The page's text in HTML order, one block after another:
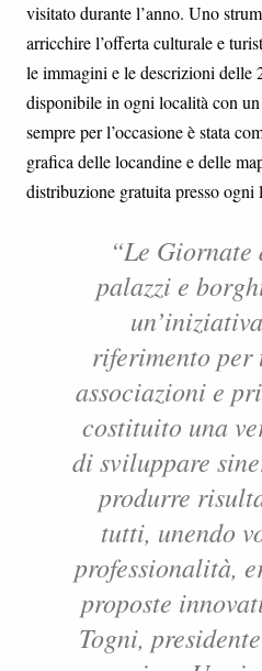
visitato durante l’anno. Uno
arricchire l’offerta culturale e
le immagini e le descrizioni delle
disponibile in ogni località con
sempre per l’occasione è stata
grafica delle locandine e delle
distribuzione gratuita presso ogni
“Le
palazzi e
riferimento per
associazioni e
costituito una
di sviluppare
produrre
tutti, unendo
professionalità,
proposte
Togni,